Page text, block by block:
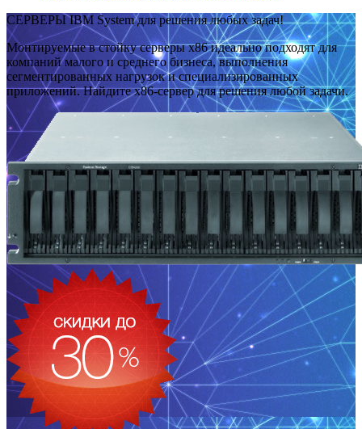
СЕРВЕРЫ IBM System для решения любых задач!
Монтируемые в стойку серверы x86 идеально подходят для
компаний малого и среднего бизнеса, выполнения
сегментированных нагрузок и специализированных
приложений. Найдите x86-сервер для решения любой задачи.